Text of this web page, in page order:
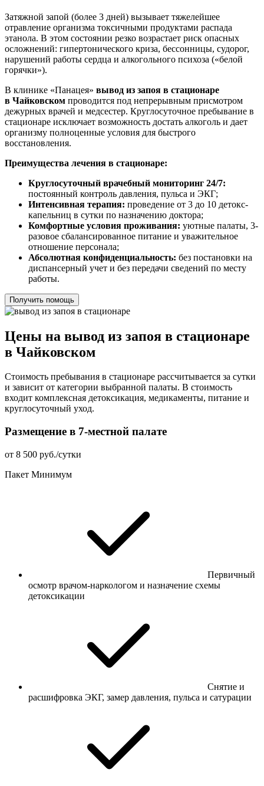
Затяжной запой (более 3 дней) вызывает тяжелейшее
отравление организма токсичными продуктами распада
этанола. В этом состоянии резко возрастает риск опасных
осложнений: гипертонического криза, бессонницы, судорог,
нарушений работы сердца и алкогольного психоза («белой
горячки»).
В клинике «Панацея» вывод из запоя в стационаре
в Чайковском проводится под непрерывным присмотром
дежурных врачей и медсестер. Круглосуточное пребывание в
стационаре исключает возможность достать алкоголь и дает
организму полноценные условия для быстрого
восстановления.
Преимущества лечения в стационаре:
Круглосуточный врачебный мониторинг 24/7:
постоянный контроль давления, пульса и ЭКГ;
Интенсивная терапия: проведение от 3 до 10 детокс-
капельниц в сутки по назначению доктора;
Комфортные условия проживания: уютные палаты, 3-
разовое сбалансированное питание и уважительное
отношение персонала;
Абсолютная конфиденциальность: без постановки на
диспансерный учет и без передачи сведений по месту
работы.
Получить помощь
Цены на вывод из запоя в стационаре
в Чайковском
Стоимость пребывания в стационаре рассчитывается за сутки
и зависит от категории выбранной палаты. В стоимость
входит комплексная детоксикация, медикаменты, питание и
круглосуточный уход.
Размещение в 7-местной палате
от 8 500 руб./сутки
Пакет Минимум
Первичный
осмотр врачом-наркологом и назначение схемы
детоксикации
Снятие и
расшифровка ЭКГ, замер давления, пульса и сатурации